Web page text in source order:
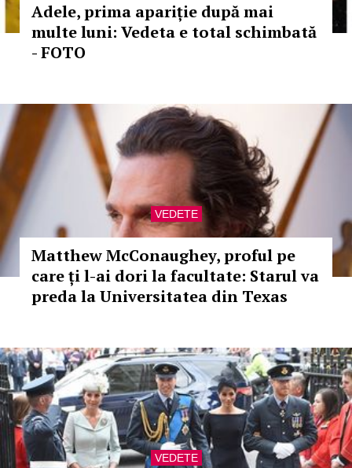
Adele, prima apariție după mai
multe luni: Vedeta e total schimbată
- FOTO
VEDETE
Matthew McConaughey, proful pe
care ți l-ai dori la facultate: Starul va
preda la Universitatea din Texas
VEDETE